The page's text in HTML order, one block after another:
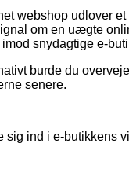
webshop udlover
om en uægte
snydagtige e-
burde du
senere.
ind i e-butikkens